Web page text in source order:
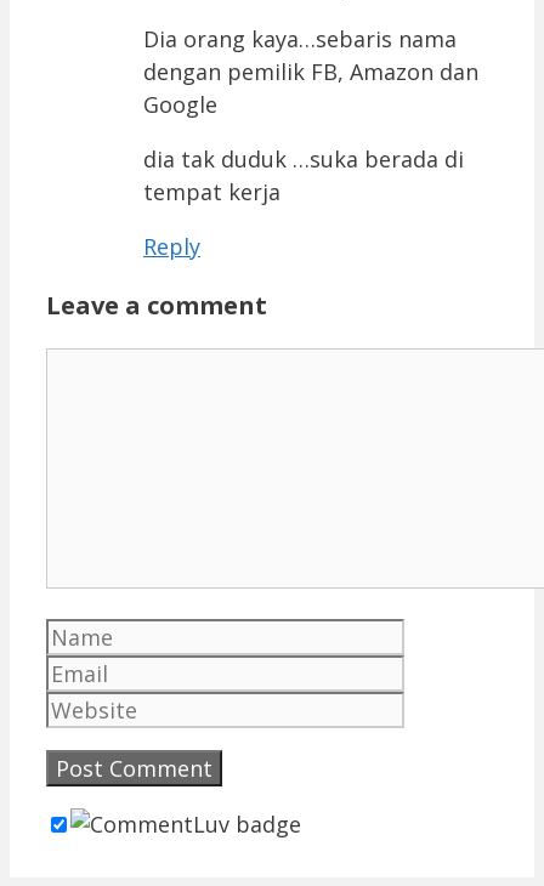
Dia orang kaya…sebaris nama
dengan pemilik FB, Amazon dan
Google
dia tak duduk …suka berada di
tempat kerja
Reply
Leave a comment
Name